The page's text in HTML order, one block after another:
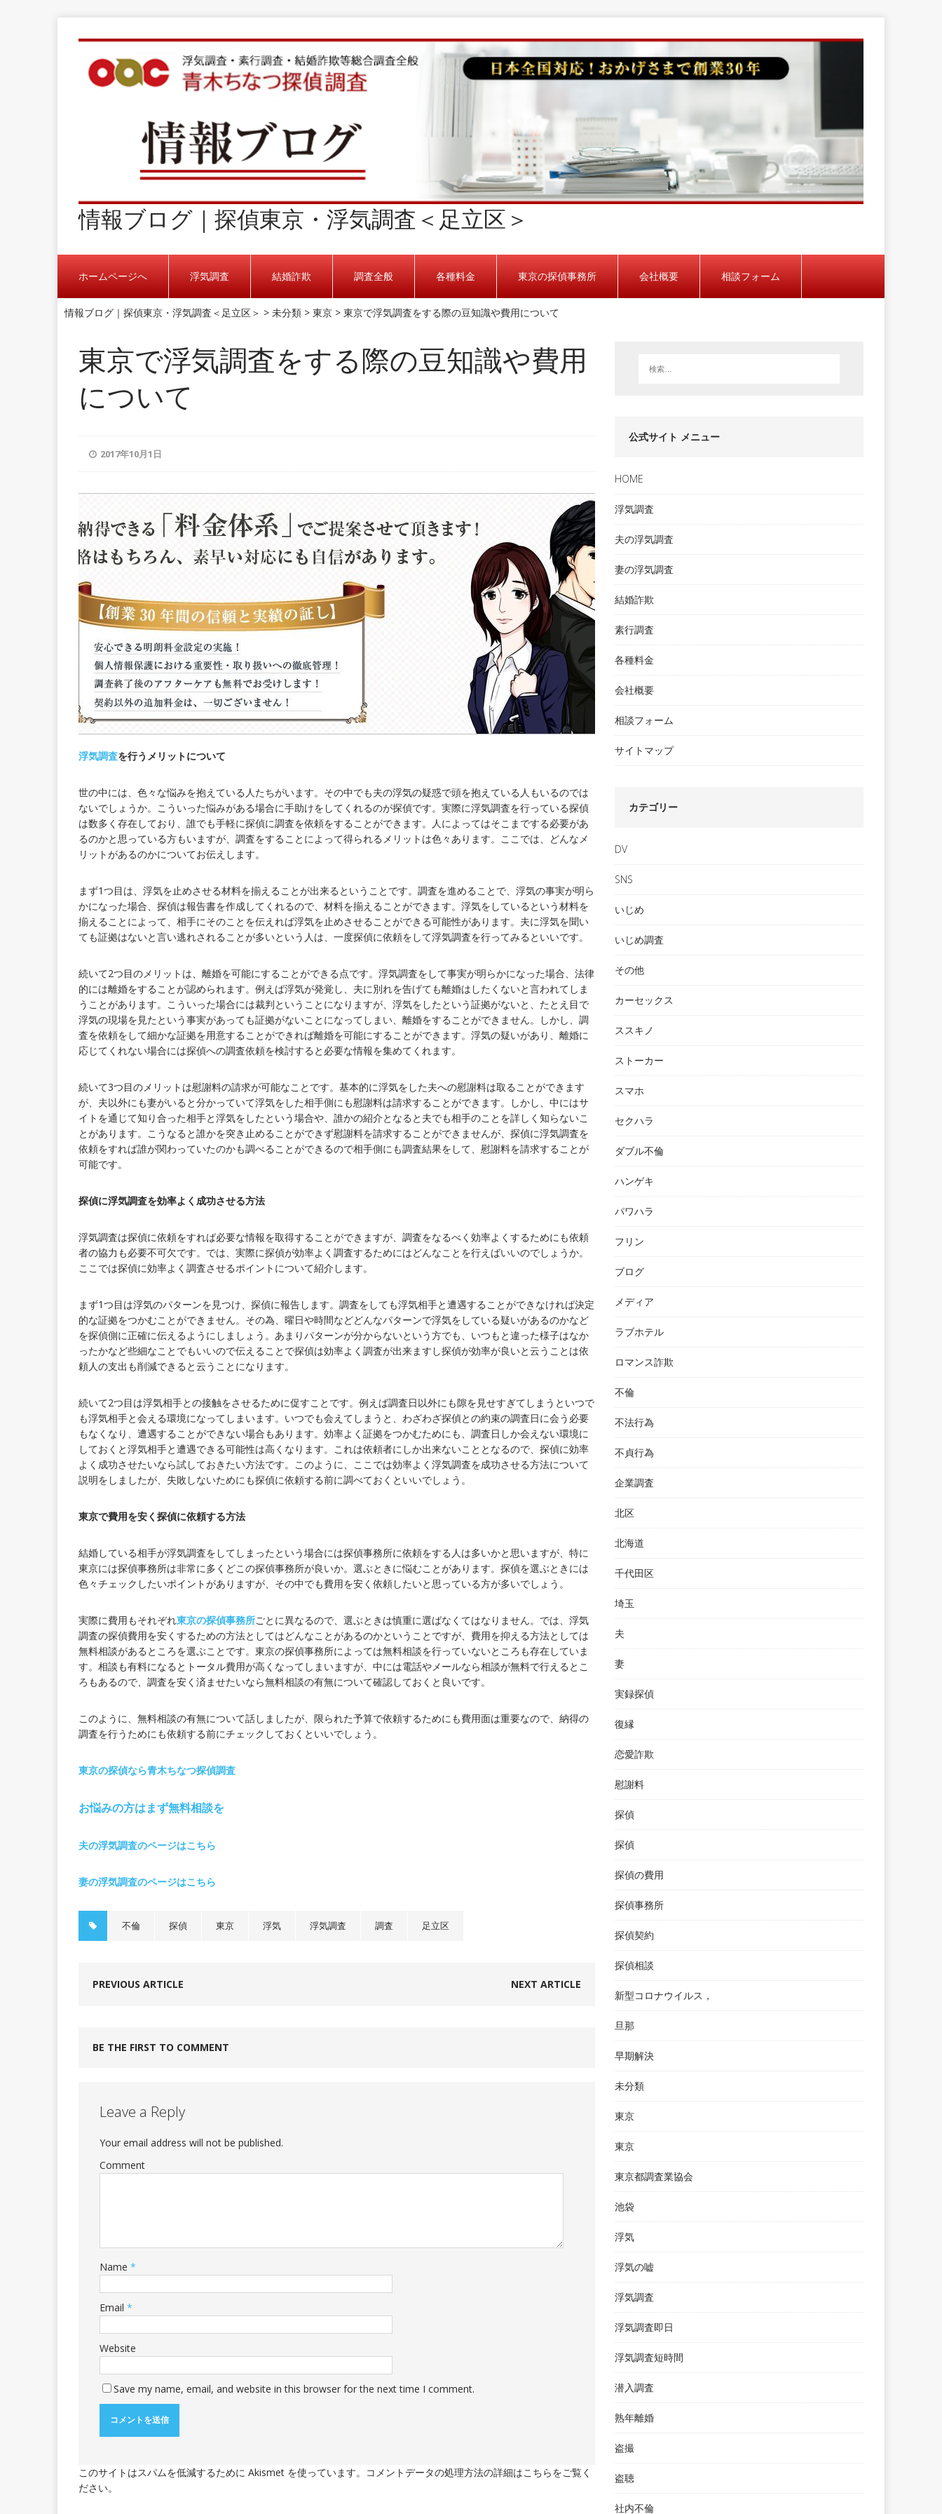
情報ブログ｜探偵東京・浮気調査＜足立区＞
ホームページへ 浮気調査 結婚詐欺 調査全般 各種料金 東京の探偵事務所 会社概要 相談フォーム
情報ブログ｜探偵東京・浮気調査＜足立区＞ > 未分類 > 東京 > 東京で浮気調査をする際の豆知識や費用について
東京で浮気調査をする際の豆知識や費用
について
2017年10月1日
浮気調査を行うメリットについて
世の中には、色々な悩みを抱えている人たちがいます。その中でも夫の浮気の疑惑で頭を抱えている人もいるのでは
ないでしょうか。こういった悩みがある場合に手助けをしてくれるのが探偵です。実際に浮気調査を行っている探偵
は数多く存在しており、誰でも手軽に探偵に調査を依頼をすることができます。人によってはそこまでする必要があ
るのかと思っている方もいますが、調査をすることによって得られるメリットは色々あります。ここでは、どんなメ
リットがあるのかについてお伝えします。
まず1つ目は、浮気を止めさせる材料を揃えることが出来るということです。調査を進めることで、浮気の事実が明ら
かになった場合、探偵は報告書を作成してくれるので、材料を揃えることができます。浮気をしているという材料を
揃えることによって、相手にそのことを伝えれば浮気を止めさせることができる可能性があります。夫に浮気を聞い
ても証拠はないと言い逃れされることが多いという人は、一度探偵に依頼をして浮気調査を行ってみるといいです。
続いて2つ目のメリットは、離婚を可能にすることができる点です。浮気調査をして事実が明らかになった場合、法律
的には離婚をすることが認められます。例えば浮気が発覚し、夫に別れを告げても離婚はしたくないと言われてしま
うことがあります。こういった場合には裁判ということになりますが、浮気をしたという証拠がないと、たとえ目で
浮気の現場を見たという事実があっても証拠がないことになってしまい、離婚をすることができません。しかし、調
査を依頼をして細かな証拠を用意することができれば離婚を可能にすることができます。浮気の疑いがあり、離婚に
応じてくれない場合には探偵への調査依頼を検討すると必要な情報を集めてくれます。
続いて3つ目のメリットは慰謝料の請求が可能なことです。基本的に浮気をした夫への慰謝料は取ることができます
が、夫以外にも妻がいると分かっていて浮気をした相手側にも慰謝料は請求することができます。しかし、中にはサ
イトを通じて知り合った相手と浮気をしたという場合や、誰かの紹介となると夫でも相手のことを詳しく知らないこ
とがあります。こうなると誰かを突き止めることができず慰謝料を請求することができませんが、探偵に浮気調査を
依頼をすれば誰が関わっていたのかも調べることができるので相手側にも調査結果をして、慰謝料を請求することが
可能です。
探偵に浮気調査を効率よく成功させる方法
浮気調査は探偵に依頼をすれば必要な情報を取得することができますが、調査をなるべく効率よくするためにも依頼
者の協力も必要不可欠です。では、実際に探偵が効率よく調査するためにはどんなことを行えばいいのでしょうか。
ここでは探偵に効率よく調査させるポイントについて紹介します。
まず1つ目は浮気のパターンを見つけ、探偵に報告します。調査をしても浮気相手と遭遇することができなければ決定
的な証拠をつかむことができません。その為、曜日や時間などどんなパターンで浮気をしている疑いがあるのかなど
を探偵側に正確に伝えるようにしましょう。あまりパターンが分からないという方でも、いつもと違った様子はなか
ったかなど些細なことでもいいので伝えることで探偵は効率よく調査が出来ますし探偵が効率が良いと云うことは依
頼人の支出も削減できると云うことになります。
続いて2つ目は浮気相手との接触をさせるために促すことです。例えば調査日以外にも隙を見せすぎてしまうといつで
も浮気相手と会える環境になってしまいます。いつでも会えてしまうと、わざわざ探偵との約束の調査日に会う必要
もなくなり、遭遇することができない場合もあります。効率よく証拠をつかむためにも、調査日しか会えない環境に
しておくと浮気相手と遭遇できる可能性は高くなります。これは依頼者にしか出来ないこととなるので、探偵に効率
よく成功させたいなら試しておきたい方法です。このように、ここでは効率よく浮気調査を成功させる方法について
説明をしましたが、失敗しないためにも探偵に依頼する前に調べておくといいでしょう。
東京で費用を安く探偵に依頼する方法
結婚している相手が浮気調査をしてしまったという場合には探偵事務所に依頼をする人は多いかと思いますが、特に
東京には探偵事務所は非常に多くどこの探偵事務所が良いか。選ぶときに悩むことがあります。探偵を選ぶときには
色々チェックしたいポイントがありますが、その中でも費用を安く依頼したいと思っている方が多いでしょう。
実際に費用もそれぞれ東京の探偵事務所ごとに異なるので、選ぶときは慎重に選ばなくてはなりません。では、浮気
調査の探偵費用を安くするための方法としてはどんなことがあるのかということですが、費用を抑える方法としては
無料相談があるところを選ぶことです。東京の探偵事務所によっては無料相談を行っていないところも存在していま
す。相談も有料になるとトータル費用が高くなってしまいますが、中には電話やメールなら相談が無料で行えるとこ
ろもあるので、調査を安く済ませたいなら無料相談の有無について確認しておくと良いです。
このように、無料相談の有無について話しましたが、限られた予算で依頼するためにも費用面は重要なので、納得の
調査を行うためにも依頼する前にチェックしておくといいでしょう。
東京の探偵なら青木ちなつ探偵調査
お悩みの方はまず無料相談を
夫の浮気調査のページはこちら
妻の浮気調査のページはこちら
不倫 探偵 東京 浮気 浮気調査 調査 足立区
PREVIOUS ARTICLE NEXT ARTICLE
BE THE FIRST TO COMMENT
Leave a Reply
Your email address will not be published.
Comment
Name *
Email *
Website
Save my name, email, and website in this browser for the next time I comment.
このサイトはスパムを低減するために Akismet を使っています。 コメントデータの処理方法の詳細はこちらをご覧く
ださい。
公式サイト メニュー
HOME
浮気調査
夫の浮気調査
妻の浮気調査
結婚詐欺
素行調査
各種料金
会社概要
相談フォーム
サイトマップ
カテゴリー
DV
SNS
いじめ
いじめ調査
その他
カーセックス
ススキノ
ストーカー
スマホ
セクハラ
ダブル不倫
ハンゲキ
パワハラ
フリン
ブログ
メディア
ラブホテル
ロマンス詐欺
不倫
不法行為
不貞行為
企業調査
北区
北海道
千代田区
埼玉
夫
妻
実録探偵
復縁
恋愛詐欺
慰謝料
探偵
探偵
探偵の費用
探偵事務所
探偵契約
探偵相談
新型コロナウイルス，
旦那
早期解決
未分類
東京
東京
東京都調査業協会
池袋
浮気
浮気の嘘
浮気調査
浮気調査即日
浮気調査短時間
潜入調査
熟年離婚
盗撮
盗聴
社内不倫